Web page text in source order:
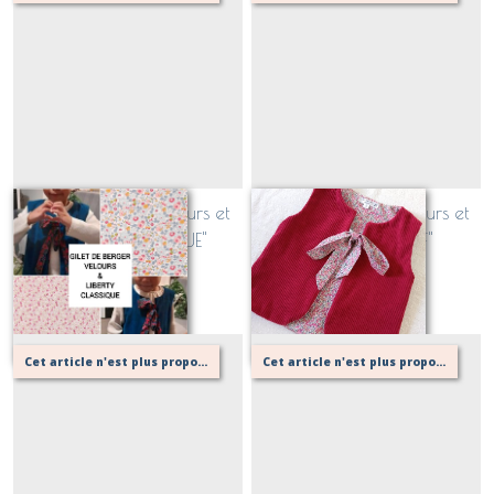
Gilet de berger Velours et
Liberty "CLASSIQUE"
Sur demande
Gilet de berger Velours et
Liberty "EXCLUSIF"
Sur demande
Cet article n'est plus proposé, retournez au menu principal ou contactez moi! Cet article n'est plus proposé, retournez au menu principal ou contactez moi!